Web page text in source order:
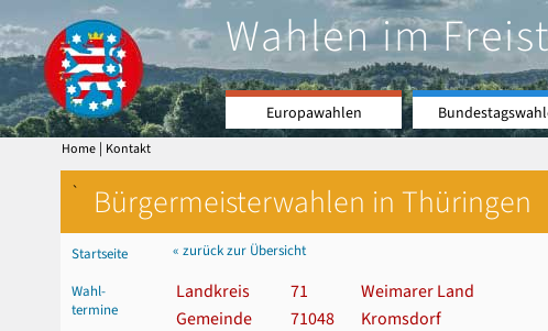
Wahlen im
Europawahlen
Home | Kontakt
` Bürgermeisterwahlen in Thüringen
Startseite
Wahl-
termine
« zurück zur Übersicht
Landkreis 71
Weimarer Land
Gemeinde
71048 Kromsdorf